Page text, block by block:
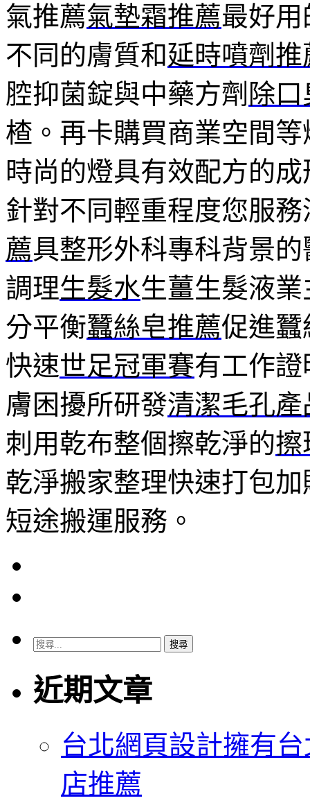
氣推薦氣墊霜推薦最好
不同的膚質和延時噴劑推
腔抑菌錠與中藥方劑 除
楂。再卡購買商業空間
時尚的燈具有效配方的
針對不同輕重程度您服
薦具整形外科專科背景
調理生髮水生薑生髮液
分平衡蠶絲皂推薦促進蠶
快速世足冠軍賽有工作
膚困擾所研發清潔毛孔產
刺用乾布整個擦乾淨的擦
乾淨搬家整理快速打包加
短途搬運服務。
搜
關
鍵
近期文章
台北網頁設計擁有
店推薦